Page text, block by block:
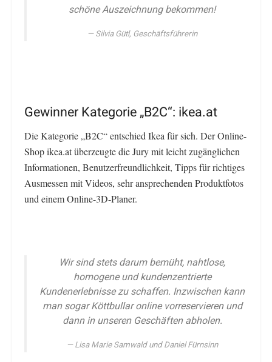
schöne Auszeichnung bekommen!
Silvia Gütl, Geschäftsführerin
Gewinner Kategorie „B2C“: ikea.at
Die Kategorie „B2C“ entschied Ikea für sich. Der Online-
Shop ikea.at überzeugte die Jury mit leicht zugänglichen
Informationen, Benutzerfreundlichkeit, Tipps für richtiges
Ausmessen mit Videos, sehr ansprechenden Produktfotos
und einem Online-3D-Planer.
Wir sind stets darum bemüht, nahtlose,
homogene und kundenzentrierte
Kundenerlebnisse zu schaffen. Inzwischen kann
man sogar Köttbullar online vorreservieren und
dann in unseren Geschäften abholen.
Lisa Marie Samwald und Daniel Fürnsinn